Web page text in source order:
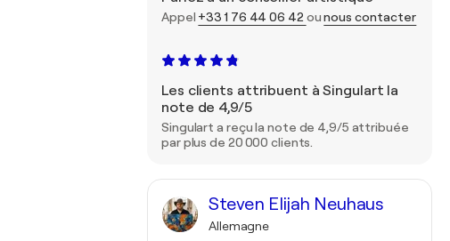
Appel +33 1 76 44 06 42 ounous contacter
Les clients attribuent à Singulart la
note de 4,9/5
Singulart a reçu la note de 4,9/5 attribuée
par plus de 20 000 clients.
Steven Elijah Neuhaus
Allemagne